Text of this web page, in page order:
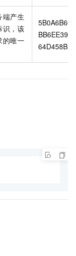
端产生
识，该
的唯一
5B0A6B60
BB6EE397
64D458B5